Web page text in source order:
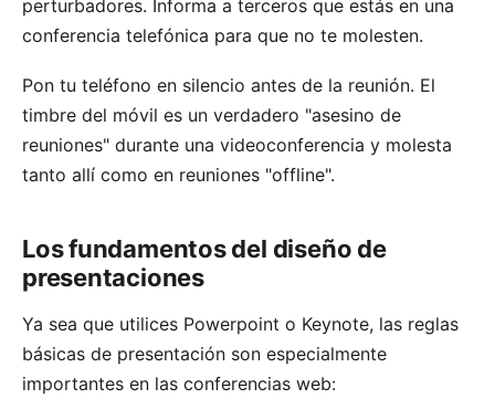
perturbadores. Informa a terceros que estás en una
conferencia telefónica para que no te molesten.
Pon tu teléfono en silencio antes de la reunión. El
timbre del móvil es un verdadero "asesino de
reuniones" durante una videoconferencia y molesta
tanto allí como en reuniones "offline".
Los fundamentos del diseño de
presentaciones
Ya sea que utilices Powerpoint o Keynote, las reglas
básicas de presentación son especialmente
importantes en las conferencias web: